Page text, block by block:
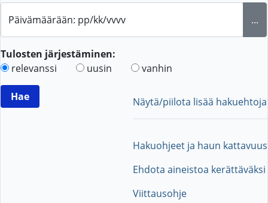
Päivämäärään: pp/kk/vvvv ...
Tulosten järjestäminen:
relevanssi
uusin vanhin
Näytä/piilota lisää hakuehtoja
Hakuohjeet ja haun kattavuus
Ehdota aineistoa kerättäväksi
Viittausohje